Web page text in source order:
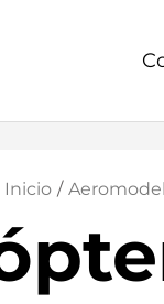
Inicio